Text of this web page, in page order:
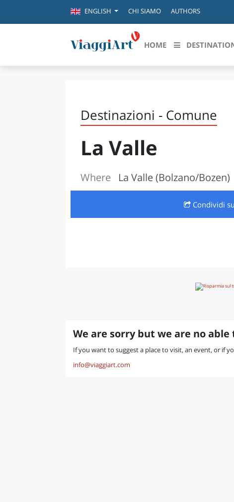
ENGLISH CHI SIAMO AUTHORS
HOME
VENEZIA
FIRENZE
NAPOLI
BOLOGNA
RIMINI
EMILIA-
Destinazioni - Comune
La Valle
Where La Valle (Bolzano/Bozen)
Condividi
We are sorry but we are no
If you want to suggest a place to visit, an event, or if
info@viaggiart.com